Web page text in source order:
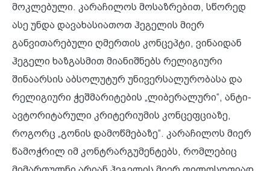
მოკლებული. კარაჩილოს მოსაზრებით, სწორედ
ასე უნდა დავახასიათოთ ჰეგელის მიერ
განვითარებული ღმერთის კონცეპტი, ვინაიდან
ჰეგელი ხაზგასმით მიანიშნებს რელიგიური
შინაარსის აბსოლუტურ უნივერსალურობასა და
რელიგიური ჭეშმარიტების „ლიბერალური“, ანტი-
ავტორიტარული კრიტერიუმის კონცეფციაზე,
როგორც „გონის დამოწმებაზე“. კარაჩილოს მიერ
წამოჭრილ იმ კონტრარგუმენტებს, რომლებიც